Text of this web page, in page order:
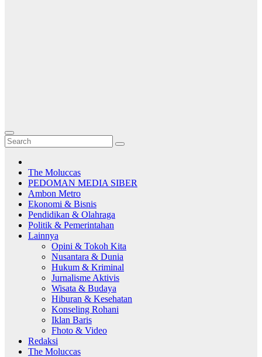
The Moluccas
PEDOMAN MEDIA SIBER
Ambon Metro
Ekonomi & Bisnis
Pendidikan & Olahraga
Politik & Pemerintahan
Lainnya
Opini & Tokoh Kita
Nusantara & Dunia
Hukum & Kriminal
Jurnalisme Aktivis
Wisata & Budaya
Hiburan & Kesehatan
Konseling Rohani
Iklan Baris
Fhoto & Video
Redaksi
The Moluccas